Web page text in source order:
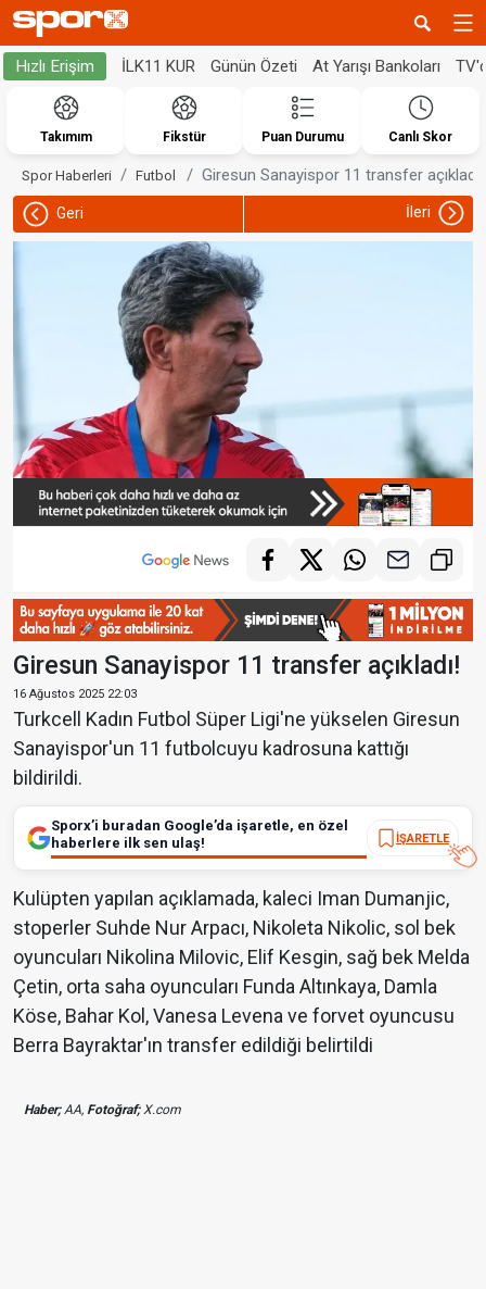
Hızlı Erişim İLK11 KUR Günün Özeti At Yarışı Bankoları
Takımım Fikstür Puan Durumu Canlı Skor
Spor Haberleri Futbol Giresun Sanayispor 11 transfer açıkladı!
Geri İleri
Giresun Sanayispor 11 transfer açıkladı!
16 Ağustos 2025 22:03
Turkcell Kadın Futbol Süper Ligi'ne yükselen Giresun
Sanayispor'un 11 futbolcuyu kadrosuna kattığı
bildirildi.
Sporx’i buradan Google’da işaretle, en özel
haberlere ilk sen ulaş!
İŞARETLE
Kulüpten yapılan açıklamada, kaleci Iman Dumanjic,
stoperler Suhde Nur Arpacı, Nikoleta Nikolic, sol bek
oyuncuları Nikolina Milovic, Elif Kesgin, sağ bek Melda
Çetin, orta saha oyuncuları Funda Altınkaya, Damla
Köse, Bahar Kol, Vanesa Levena ve forvet oyuncusu
Berra Bayraktar'ın transfer edildiği belirtildi
Haber;AA, Fotoğraf;X.com